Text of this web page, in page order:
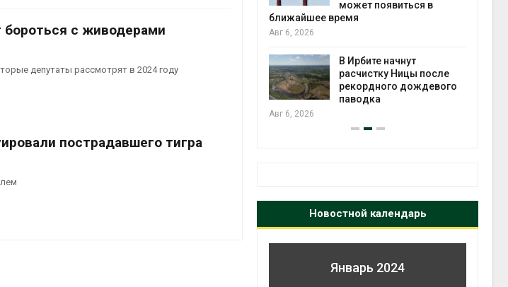
бороться с живодерами
депутаты рассмотрят в 2024 году
пострадавшего тигра
биомассы из-за засух,
может появиться в
ближайшее время
Авг 6, 2026
В Ирбите начнут
расчистку Ницы после
рекордного дождевого
паводка
Авг 6, 2026
Новостной календарь
Январь 2024